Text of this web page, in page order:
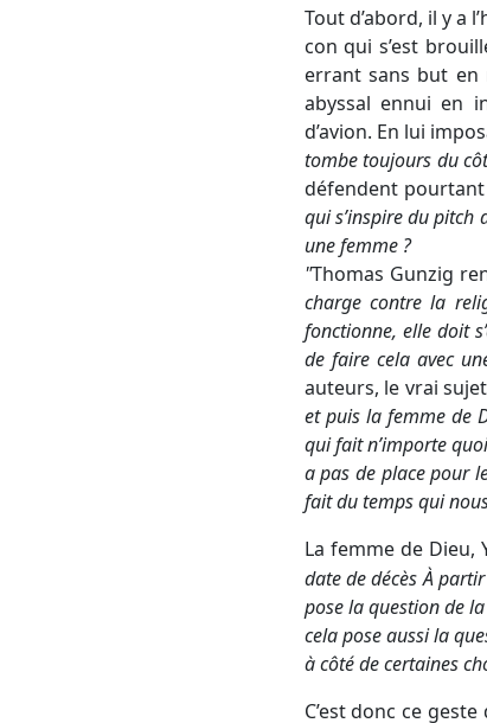
Tout d’abord, il y a
con qui s’est
errant sans but en
abyssal ennui en
d’avion. En lui
tombe toujours du
défendent pourtant
qui s’inspire du pitch
une femme ?
"Thomas Gunzig
charge contre la
fonctionne, elle doit
de faire cela avec
auteurs, le vrai
et puis la femme de
qui fait n’importe
a pas de place pour
fait du temps qui
La femme de Dieu,
date de décès À
pose la question de
cela pose aussi la
à côté de certaines
C’est donc ce